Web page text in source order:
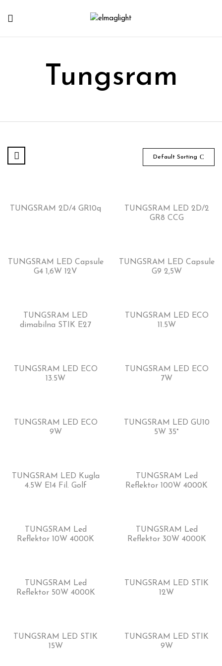
Tungsram
Default Sorting
TUNGSRAM 2D/4 GR10q
TUNGSRAM LED 2D/2
GR8 CCG
TUNGSRAM LED Capsule
G4 1,6W 12V
TUNGSRAM LED Capsule
G9 2,5W
TUNGSRAM LED
dimabilna STIK E27
TUNGSRAM LED ECO
11.5W
TUNGSRAM LED ECO
13.5W
TUNGSRAM LED ECO
7W
TUNGSRAM LED ECO
9W
TUNGSRAM LED GU10
5W 35°
TUNGSRAM LED Kugla
4.5W E14 Fil. Golf
TUNGSRAM Led
Reflektor 100W 4000K
TUNGSRAM Led
Reflektor 10W 4000K
TUNGSRAM Led
Reflektor 30W 4000K
TUNGSRAM Led
Reflektor 50W 4000K
TUNGSRAM LED STIK
12W
TUNGSRAM LED STIK
15W
TUNGSRAM LED STIK
9W